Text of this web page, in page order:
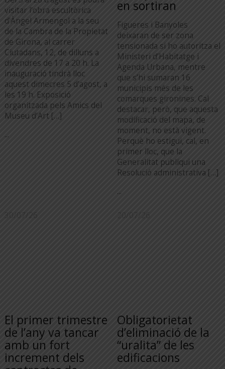
visitar l’obra escultòrica
d’Àngel Armengol a la seu
de la Cambra de la Propietat
de Girona, al carrer
Ciutadans, 12, de dilluns a
divendres de 17 a 20 h. La
inauguració tindrà lloc
aquest dimecres 5 d’agost, a
les 19 h. Exposició
organitzada pels Amics del
Museu d’Art […]
...
en sortiran
Figueres i Banyoles
deixaran de ser zona
tensionada si ho autoritza el
Ministeri d’Habitatge i
Agenda Urbana, mentre
que s’hi sumaran 16
municipis més de les
comarques gironines. Cal
destacar, però, que aquesta
modificació del mapa, de
moment, no està vigent.
Perquè ho estigui, cal, en
primer lloc, que la
Generalitat publiqui una
Resolució administrativa […]
...
30/07/26
El primer trimestre
de l’any va tancar
amb un fort
increment dels
20/07/26
Obligatorietat
d’eliminació de la
“uralita” de les
edificacions